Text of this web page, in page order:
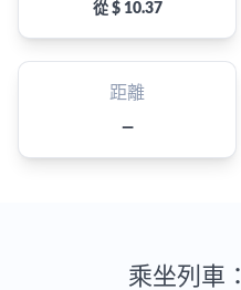
從 $ 10.37
距離
—
乘坐列車：